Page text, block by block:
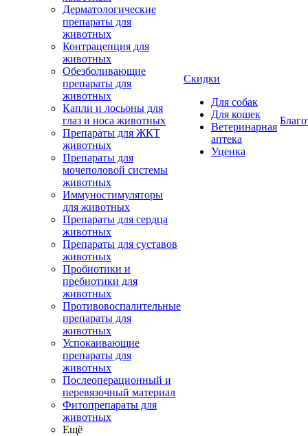
Дерматологические
препараты для
животных
Контрацепция для
животных
Обезболивающие
препараты для
животных
Капли и лосьоны для
глаз и носа животных
Препараты для ЖКТ
животных
Препараты для
мочеполовой системы
животных
Иммуностимуляторы
для животных
Препараты для сердца
животных
Препараты для суставов
животных
Пробиотики и
пребиотики для
животных
Противовоспалительные
препараты для
животных
Успокаивающие
препараты для
животных
Послеоперационный и
перевязочный материал
Фитопрепараты для
животных
Ещё
Скидки
Для собак
Для кошек
Ветеринарная
аптека
Уценка